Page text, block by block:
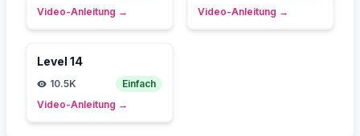
Video-Anleitung →
Video-Anleitung →
Level 14
10.5K
Einfach
Video-Anleitung →